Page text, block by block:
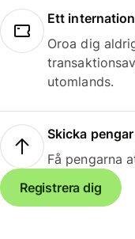
Ett
Oroa dig
utomlands.
Skicka
Få pengarna
Registrera dig